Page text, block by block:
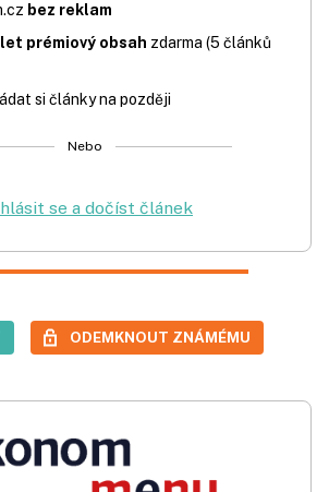
bez reklam
prémiový obsah zdarma (5 článků
si články na později
Nebo
se a dočíst článek
ODEMKNOUT ZNÁMÉMU